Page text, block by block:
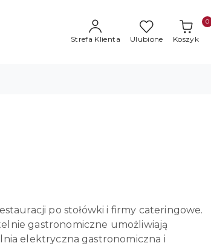
Strefa Klienta Ulubione Koszyk
0
po stołówki i firmy cateringowe.
gastronomiczne umożliwiają
elektryczna gastronomiczna i